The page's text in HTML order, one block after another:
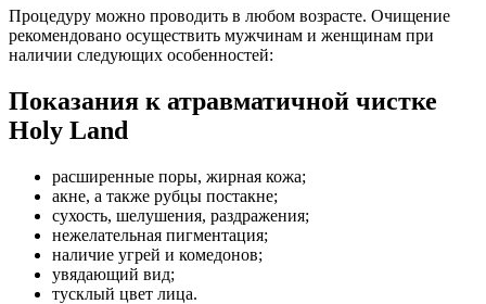
Процедуру можно проводить в любом возрасте. Очищение
рекомендовано осуществить мужчинам и женщинам при
наличии следующих особенностей:
Показания к атравматичной чистке
Holy Land
расширенные поры, жирная кожа;
акне, а также рубцы постакне;
сухость, шелушения, раздражения;
нежелательная пигментация;
наличие угрей и комедонов;
увядающий вид;
тусклый цвет лица.